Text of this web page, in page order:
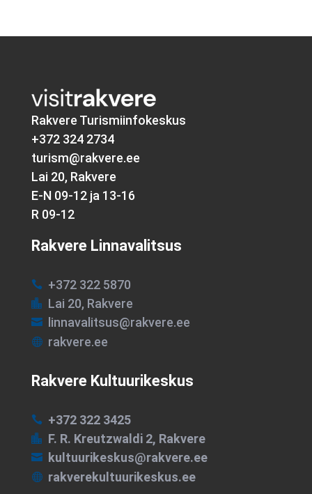
Rakvere Turismiinfokeskus
+372 324 2734
turism@rakvere.ee
Lai 20, Rakvere
E-N 09-12 ja 13-16
R 09-12
Rakvere Linnavalitsus
 +372 322 5870
 Lai 20, Rakvere
 linnavalitsus@rakvere.ee
 rakvere.ee
Rakvere Kultuurikeskus
 +372 322 3425
 F. R. Kreutzwaldi 2, Rakvere
 kultuurikeskus@rakvere.ee
 rakverekultuurikeskus.ee